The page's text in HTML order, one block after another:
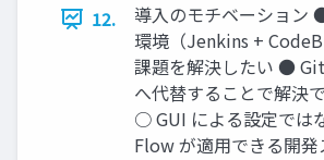
12.
導入のモチベーション
環境（Jenkins +
課題を解決したい ●
へ代替することで解決
○ GUI による設定では
Flow が適用できる開